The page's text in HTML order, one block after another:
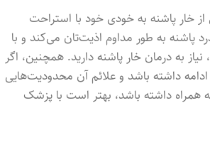
خار پاشنه به خودی خود با استراحت
پاشنه به طور مداوم اذیت‌تان می‌کند و با
به درمان خار پاشنه دارید. همچنین، اگر
داشته باشد و علائم آن محدودیت‌هایی
همراه داشته باشد، بهتر است با پزشک